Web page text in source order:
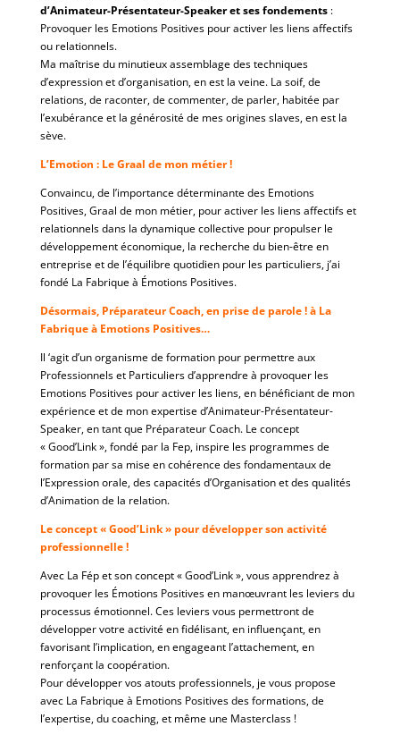
d’Animateur-Présentateur-Speaker et ses fondements:
Provoquer les Emotions Positives pour activer les liens affectifs
ou relationnels.
Ma maîtrise du minutieux assemblage des techniques
d’expression et d’organisation, en est la veine. La soif, de
relations, de raconter, de commenter, de parler, habitée par
l’exubérance et la générosité de mes origines slaves, en est la
sève.
L’Emotion : Le Graal de mon métier !
Convaincu, de l’importance déterminante des Emotions
Positives, Graal de mon métier, pour activer les liens affectifs et
relationnels dans la dynamique collective pour propulser le
développement économique, la recherche du bien-être en
entreprise et de l’équilibre quotidien pour les particuliers, j’ai
fondé La Fabrique à Émotions Positives.
Désormais, Préparateur Coach, en prise de parole ! à La
Fabrique à Emotions Positives…
Il ‘agit d’un organisme de formation pour permettre aux
Professionnels et Particuliers d’apprendre à provoquer les
Emotions Positives pour activer les liens, en bénéficiant de mon
expérience et de mon expertise d’Animateur-Présentateur-
Speaker, en tant que Préparateur Coach. Le concept
« Good’Link », fondé par la Fep, inspire les programmes de
formation par sa mise en cohérence des fondamentaux de
l’Expression orale, des capacités d’Organisation et des qualités
d’Animation de la relation.
Le concept « Good’Link » pour développer son activité
professionnelle !
Avec La Fép et son concept « Good’Link », vous apprendrez à
provoquer les Émotions Positives en manœuvrant les leviers du
processus émotionnel. Ces leviers vous permettront de
développer votre activité en fidélisant, en influençant, en
favorisant l’implication, en engageant l’attachement, en
renforçant la coopération.
Pour développer vos atouts professionnels, je vous propose
avec La Fabrique à Emotions Positives des formations, de
l’expertise, du coaching, et même une Masterclass !